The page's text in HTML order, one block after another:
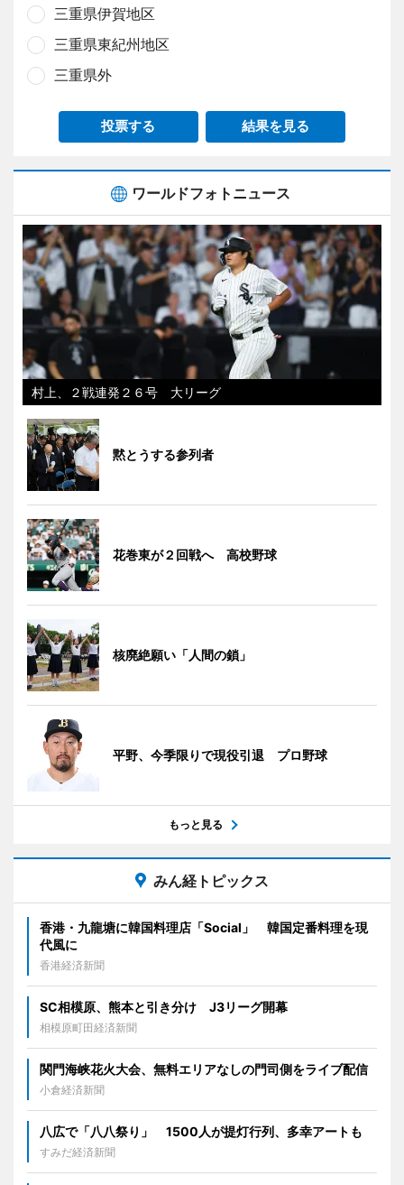
三重県伊賀地区
三重県東紀州地区
三重県外
投票する 結果を見る
ワールドフォトニュース
村上、２戦連発２６号 大リーグ
黙とうする参列者
花巻東が２回戦へ 高校野球
核廃絶願い「人間の鎖」
平野、今季限りで現役引退 プロ野球
もっと見る
みん経トピックス
香港・九龍塘に韓国料理店「Social」 韓国定番料理を現
代風に
香港経済新聞
SC相模原、熊本と引き分け J3リーグ開幕
相模原町田経済新聞
関門海峡花火大会、無料エリアなしの門司側をライブ配信
小倉経済新聞
八広で「八八祭り」 1500人が提灯行列、多幸アートも
すみだ経済新聞